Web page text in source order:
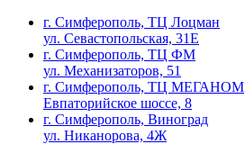
г. Симферополь, ТЦ Лоцман
ул. Севастопольская, 31Е
г. Симферополь, ТЦ ФМ
ул. Механизаторов, 51
г. Симферополь, ТЦ МЕГАНОМ
Евпаторийское шоссе, 8
г. Симферополь, Виноград
ул. Никанорова, 4Ж